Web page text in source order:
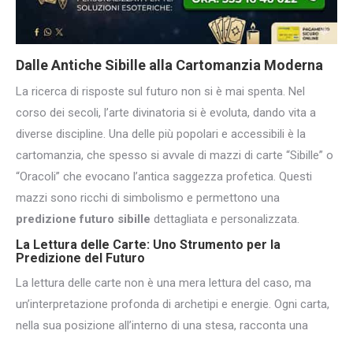
Dalle Antiche Sibille alla Cartomanzia Moderna
La ricerca di risposte sul futuro non si è mai spenta. Nel
corso dei secoli, l’arte divinatoria si è evoluta, dando vita a
diverse discipline. Una delle più popolari e accessibili è la
cartomanzia, che spesso si avvale di mazzi di carte “Sibille” o
“Oracoli” che evocano l’antica saggezza profetica. Questi
mazzi sono ricchi di simbolismo e permettono una
predizione futuro sibille dettagliata e personalizzata.
La Lettura delle Carte: Uno Strumento per la
Predizione del Futuro
La lettura delle carte non è una mera lettura del caso, ma
un’interpretazione profonda di archetipi e energie. Ogni carta,
nella sua posizione all’interno di una stesa, racconta una